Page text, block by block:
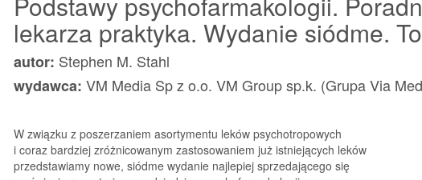
lekarza praktyka. Wydanie siódme.
autor: Stephen M. Stahl
wydawca: VM Media Sp z o.o. VM Group sp.k. (Grupa Via
W związku z poszerzaniem asortymentu leków psychotropowych
i coraz bardziej zróżnicowanym zastosowaniem już istniejących leków
przedstawiamy nowe, siódme wydanie najlepiej sprzedającego się